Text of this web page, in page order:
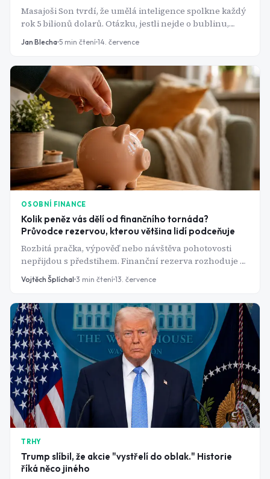
Masajoši Son tvrdí, že umělá inteligence spolkne každý
rok 5 bilionů dolarů. Otázku, jestli nejde o bublinu,
označil za "nesmysl". Jeho vlastní firma přitom stojí a
Jan Blecha 5 min čtení 14. července
OSOBNÍ FINANCE
Kolik peněz vás dělí od finančního tornáda?
Průvodce rezervou, kterou většina lidí podceňuje
Rozbitá pračka, výpověď nebo návštěva pohotovosti
nepřijdou s předstihem. Finanční rezerva rozhoduje o
tom, jestli takovou ránu ustojíte v klidu, nebo skončíte
u kreditky s vysokým úrokem.
Vojtěch Šplíchal 3 min čtení 13. července
TRHY
Trump slíbil, že akcie "vystřelí do oblak." Historie
říká něco jiného